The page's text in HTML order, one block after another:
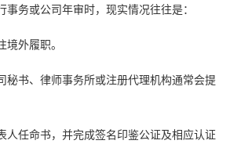
务或公司年审时，现实情况往往是：
外履职。
秘书、律师事务所或注册代理机构通常会提
人任命书，并完成签名印鉴公证及相应认证